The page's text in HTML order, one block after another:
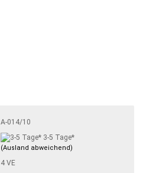
A-014/10
3-5 Tage*
(Ausland abweichend)
4 VE